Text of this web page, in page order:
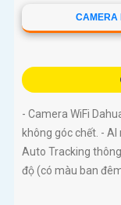
CAMERA
- Camera WiFi
không góc chết. -
Auto Tracking
độ (có màu ban